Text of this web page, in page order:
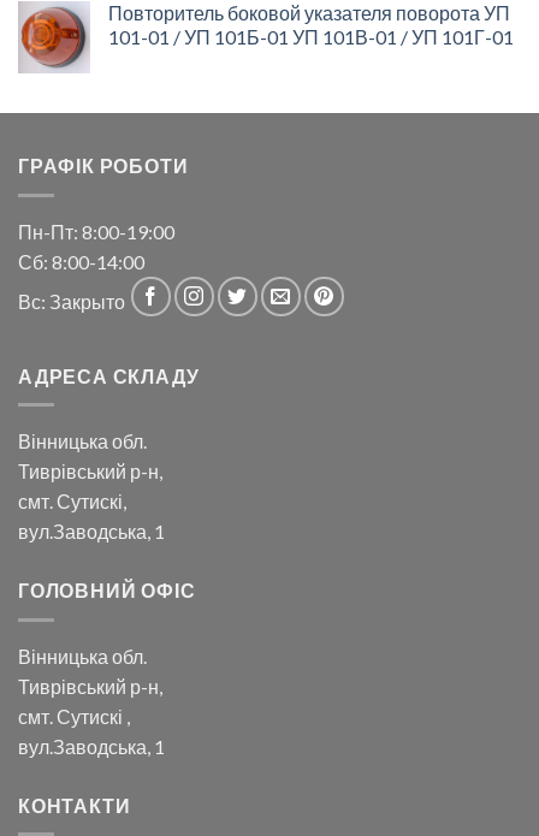
Повторитель боковой указателя поворота УП
101-01 / УП 101Б-01 УП 101В-01 / УП 101Г-01
ГРАФІК РОБОТИ
Пн-Пт: 8:00-19:00
Сб: 8:00-14:00
Вс: Закрыто
АДРЕСА СКЛАДУ
Вінницька обл.
Тиврівський р-н,
смт. Сутискі,
вул.Заводська, 1
ГОЛОВНИЙ ОФІС
Вінницька обл.
Тиврівський р-н,
смт. Сутискі ,
вул.Заводська, 1
КОНТАКТИ